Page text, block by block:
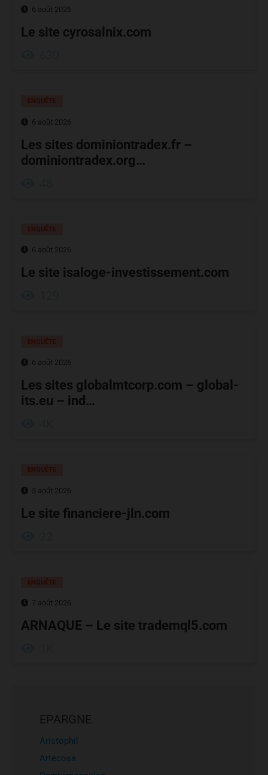
6 août 2026
Le site cyrosalnix.com
6 août 2026
Les sites dominiontradex.fr –
dominiontradex.org…
6 août 2026
Le site isaloge-investissement.com
6 août 2026
Les sites globalmtcorp.com – global-
its.eu – ind…
5 août 2026
Le site financiere-jln.com
7 août 2026
ARNAQUE – Le site trademql5.com
EPARGNE
Aristophil
Artecosa